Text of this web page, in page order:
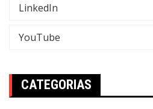
LinkedIn
YouTube
CATEGORIAS